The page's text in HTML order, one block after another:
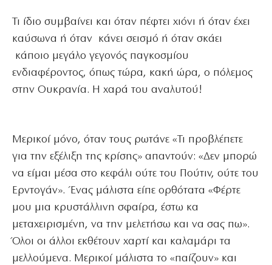
Τι ίδιο συμβαίνει και όταν πέφτει χιόνι ή όταν έχει
καύσωνα ή όταν κάνει σεισμό ή όταν σκάει
κάποιο μεγάλο γεγονός παγκοσμίου
ενδιαφέροντος, όπως τώρα, κακή ώρα, ο πόλεμος
στην Ουκρανία. Η χαρά του αναλυτού!
Μερικοί μόνο, όταν τους ρωτάνε «Τι προβλέπετε
για την εξέλιξη της κρίσης» απαντούν: «Δεν μπορώ
να είμαι μέσα στο κεφάλι ούτε του Πούτιν, ούτε του
Ερντογάν». Ένας μάλιστα είπε ορθότατα «Φέρτε
μου μια κρυστάλλινη σφαίρα, έστω κα
μεταχειρισμένη, να την μελετήσω και να σας πω».
Όλοι οι άλλοι εκθέτουν χαρτί και καλαμάρι τα
μελλούμενα. Μερικοί μάλιστα το «παίζουν» και